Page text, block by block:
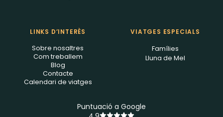
LINKS D’INTERÈS
Sobre nosaltres
Com treballem
Blog
Contacte
Calendari de viatges
VIATGES ESPECIALS
Famílies
Lluna de Mel
Puntuació a Google